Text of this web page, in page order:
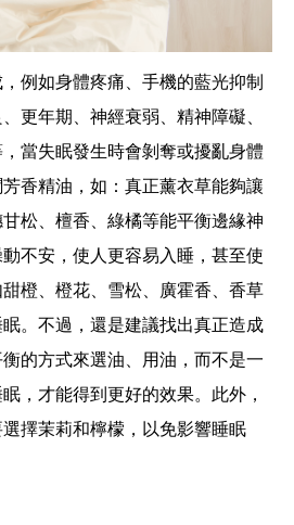
例如身體疼痛、手機的藍光抑制
更年期、神經衰弱、精神障礙、
當失眠發生時會剝奪或擾亂身體
香精油，如：真正薰衣草能夠讓
松、檀香、綠橘等能平衡邊緣神
不安，使人更容易入睡，甚至使
橙、橙花、雪松、廣霍香、香草
。不過，還是建議找出真正造成
的方式來選油、用油，而不是一
，才能得到更好的效果。此外，
擇茉莉和檸檬，以免影響睡眠